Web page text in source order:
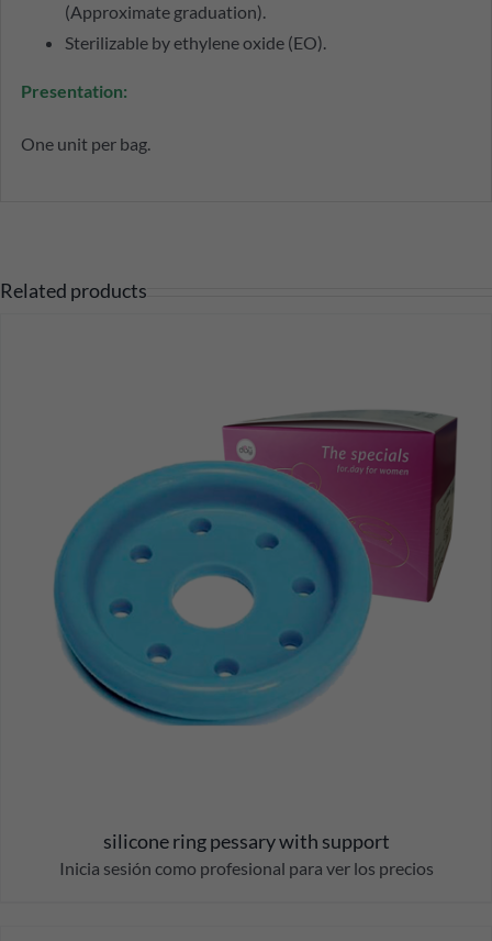
(Approximate graduation).
Sterilizable by ethylene oxide (EO).
Presentation:
One unit per bag.
Related products
silicone ring pessary with support
Inicia sesión como profesional para ver los precios